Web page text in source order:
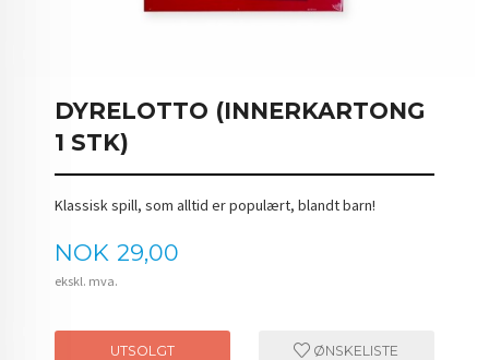
DYRELOTTO (INNERKARTONG
1 STK)
Klassisk spill, som alltid er populært, blandt barn!
Pris
NOK 29,00
ekskl. mva.
UTSOLGT ØNSKELISTE